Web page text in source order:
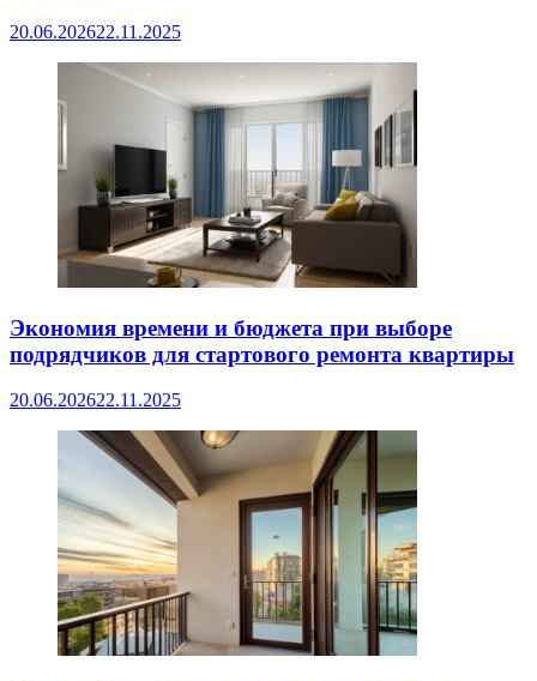
20.06.202622.11.2025
Экономия времени и бюджета при выборе
подрядчиков для стартового ремонта квартиры
20.06.202622.11.2025